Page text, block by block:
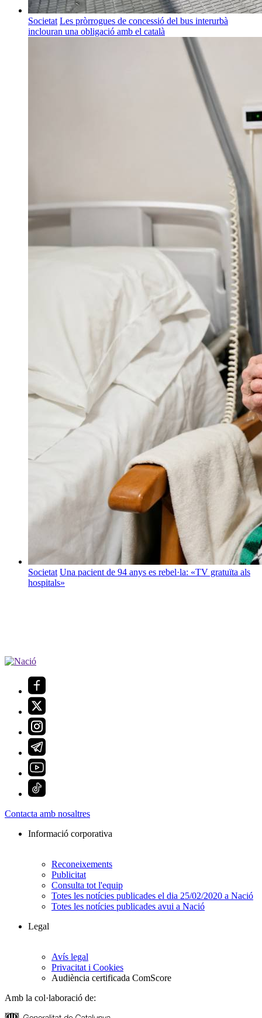
Societat Les pròrrogues de concessió del bus interurbà
inclouran una obligació amb el català
Societat Una pacient de 94 anys es rebel·la: «TV gratuïta als
hospitals»
Contacta amb nosaltres
Informació corporativa
Reconeixements
Publicitat
Consulta tot l'equip
Totes les notícies publicades el dia 25/02/2020 a Nació
Totes les notícies publicades avui a Nació
Legal
Avís legal
Privacitat i Cookies
Audiència certificada ComScore
Amb la col·laboració de: